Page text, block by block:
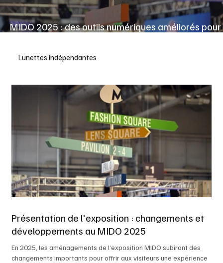
Lunettes indépendantes
Présentation de l'exposition : changements et
développements au MIDO 2025
En 2025, les aménagements de l’exposition MIDO subiront des
changements importants pour offrir aux visiteurs une expérience
MIDO 2025 : des outils numériques améliorés pour